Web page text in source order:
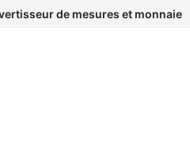
de mesures et monnaie